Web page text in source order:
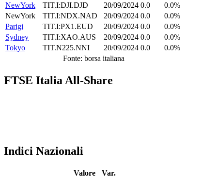
NewYork
TIT.I:DJI.DJD 20/09/2024 0.0
0.0%
NewYork
TIT.I:NDX.NAD 20/09/2024 0.0
0.0%
Parigi
TIT.I:PX1.EUD 20/09/2024 0.0
0.0%
Sydney
TIT.I:XAO.AUS 20/09/2024 0.0
0.0%
Tokyo
TIT.N225.NNI 20/09/2024 0.0
0.0%
Fonte: borsa italiana
FTSE Italia All-Share
Indici Nazionali
Valore
Var.